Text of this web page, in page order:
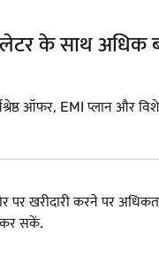
के साथ अधिक
ऑफर, EMI प्लान और
पर खरीदारी करने पर
कर सकें.